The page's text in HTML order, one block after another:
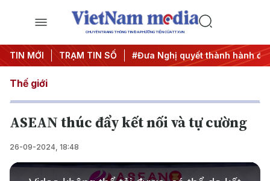
CHUYÊN TRANG THÔNG TIN ĐA PHƯƠNG TIỆN CỦA TTXVN
TIN MỚI TRẠM TIN SỐ
#Hội nghị Trung ương 3 #Đưa Nghị quyết thành hành động
Thế giới
ASEAN thúc đẩy kết nối và tự cường
26-09-2024, 18:48
This